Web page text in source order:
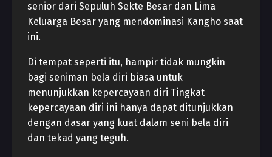
senior dari Sepuluh Sekte Besar dan Lima
Keluarga Besar yang mendominasi Kangho saat
ini.
Di tempat seperti itu, hampir tidak mungkin
bagi seniman bela diri biasa untuk
menunjukkan kepercayaan diri Tingkat
kepercayaan diri ini hanya dapat ditunjukkan
dengan dasar yang kuat dalam seni bela diri
dan tekad yang teguh.